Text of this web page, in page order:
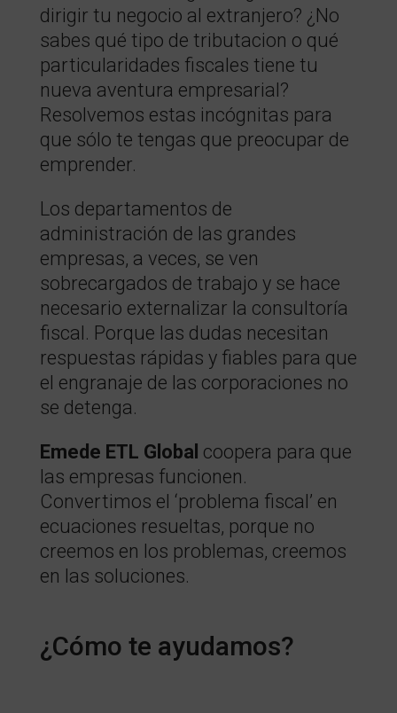
dirigir tu negocio al extranjero? ¿No
sabes qué tipo de tributacion o qué
particularidades fiscales tiene tu
nueva aventura empresarial?
Resolvemos estas incógnitas para
que sólo te tengas que preocupar de
emprender.
Los departamentos de
administración de las grandes
empresas, a veces, se ven
sobrecargados de trabajo y se hace
necesario externalizar la consultoría
fiscal. Porque las dudas necesitan
respuestas rápidas y fiables para que
el engranaje de las corporaciones no
se detenga.
Emede ETL Global coopera para que
las empresas funcionen.
Convertimos el ‘problema fiscal’ en
ecuaciones resueltas, porque no
creemos en los problemas, creemos
en las soluciones.
¿Cómo te ayudamos?